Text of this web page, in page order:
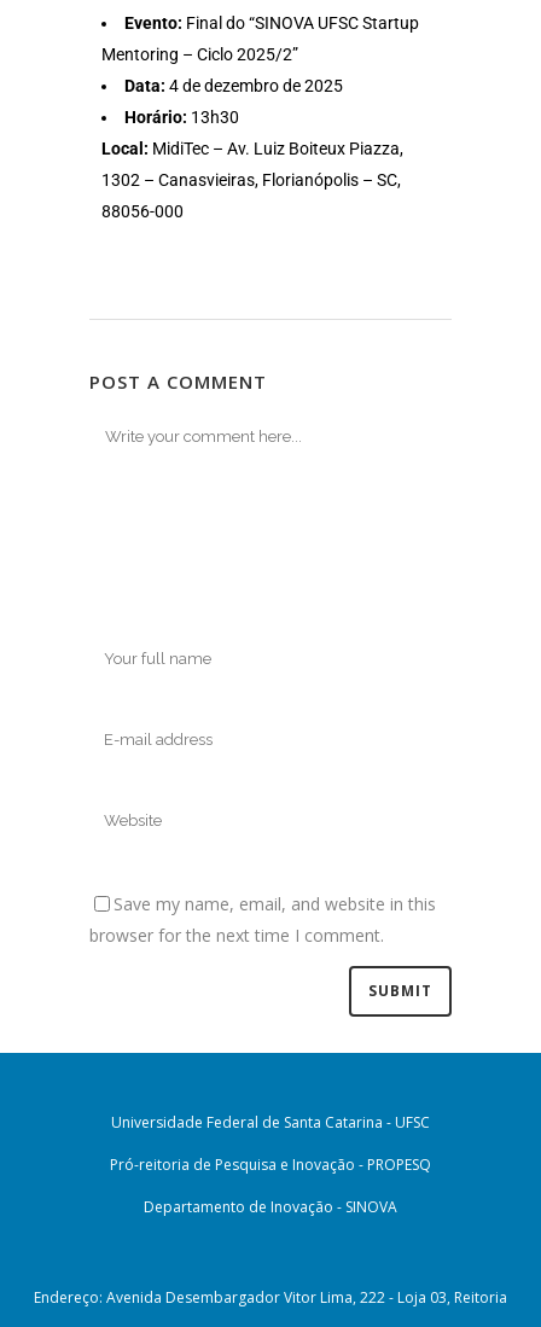
Evento: Final do “SINOVA UFSC Startup
Mentoring – Ciclo 2025/2”
Data: 4 de dezembro de 2025
Horário: 13h30
Local: MidiTec – Av. Luiz Boiteux Piazza,
1302 – Canasvieiras, Florianópolis – SC,
88056-000
POST A COMMENT
Save my name, email, and website in this
browser for the next time I comment.
Universidade Federal de Santa Catarina - UFSC
Pró-reitoria de Pesquisa e Inovação - PROPESQ
Departamento de Inovação - SINOVA
Endereço: Avenida Desembargador Vitor Lima, 222 - Loja 03, Reitoria